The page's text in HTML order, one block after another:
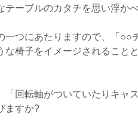
テーブルのカタチを思い浮か
一つにあたりますので、「○○
な椅子をイメージされることと
「回転軸がついていたりキャ
ますか?